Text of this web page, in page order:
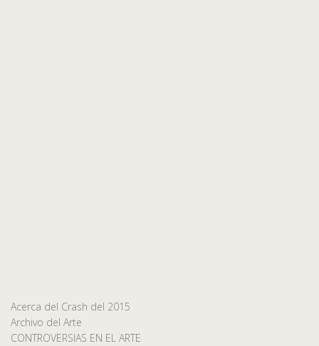
Acerca del Crash del 2015
Archivo del Arte
CONTROVERSIAS EN EL ARTE